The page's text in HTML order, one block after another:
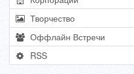
Творчество
Оффлайн Встречи
RSS